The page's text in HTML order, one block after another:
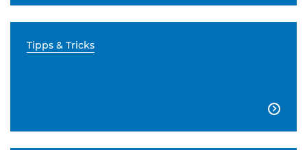
Tipps & Tricks
